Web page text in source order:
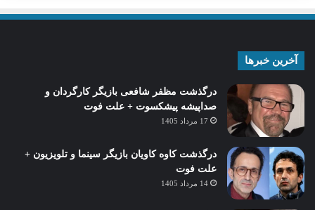
آخرین خبرها
درگذشت مظفر شافعی بازیگر کارگردان و
صداپیشه پیشکسوت + علت فوت
17 مرداد 1405
درگذشت کاوه کاویان بازیگر سینما و تلویزیون +
علت فوت
14 مرداد 1405